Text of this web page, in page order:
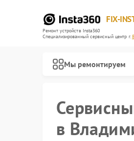
FIX-
Ремонт устройств Insta360
Специализированный cервисный центр г.
Мы ремонтируем
в